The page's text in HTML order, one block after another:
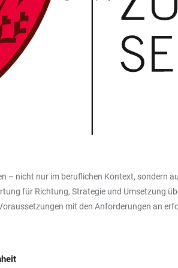
– nicht nur im beruflichen Kontext, sondern
für Richtung, Strategie und Umsetzung
mit den Anforderungen an